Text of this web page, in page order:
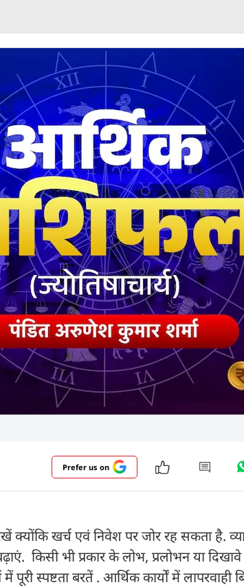
Prefer us on
खर्च एवं निवेश पर जोर रह सकता है.
किसी भी प्रकार के लोभ, प्रलोभन या
स्पष्टता बरतें . आर्थिक कार्यों में लापरवाही